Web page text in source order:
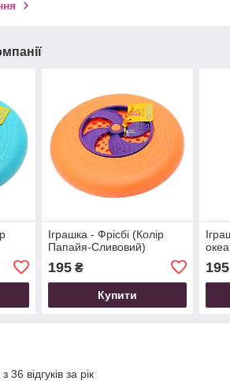
Іграшка - Фрісбі (Колір
Папайя-Сливовий)
195₴
Купити
195
36 відгуків за рік